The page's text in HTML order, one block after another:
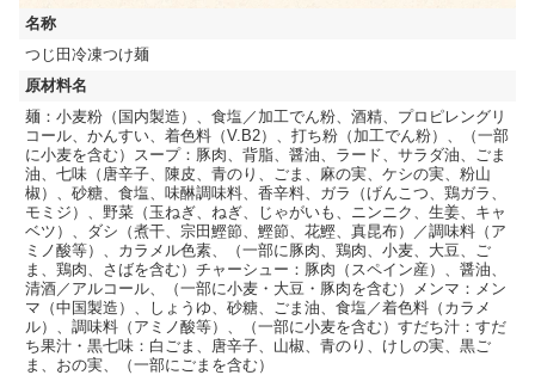
名称
つじ田冷凍つけ麺
原材料名
麺：小麦粉（国内製造）、食塩／加工でん粉、酒精、プロピレングリ
コール、かんすい、着色料（V.B2）、打ち粉（加工でん粉）、（一部
に小麦を含む）スープ：豚肉、背脂、醤油、ラード、サラダ油、ごま
油、七味（唐辛子、陳皮、青のり、ごま、麻の実、ケシの実、粉山
椒）、砂糖、食塩、味醂調味料、香辛料、ガラ（げんこつ、鶏ガラ、
モミジ）、野菜（玉ねぎ、ねぎ、じゃがいも、ニンニク、生姜、キャ
ベツ）、ダシ（煮干、宗田鰹節、鰹節、花鰹、真昆布）／調味料（ア
ミノ酸等）、カラメル色素、（一部に豚肉、鶏肉、小麦、大豆、ご
ま、鶏肉、さばを含む）チャーシュー：豚肉（スペイン産）、醤油、
清酒／アルコール、（一部に小麦・大豆・豚肉を含む）メンマ：メン
マ（中国製造）、しょうゆ、砂糖、ごま油、食塩／着色料（カラメ
ル）、調味料（アミノ酸等）、（一部に小麦を含む）すだち汁：すだ
ち果汁・黒七味：白ごま、唐辛子、山椒、青のり、けしの実、黒ご
ま、おの実、（一部にごまを含む）